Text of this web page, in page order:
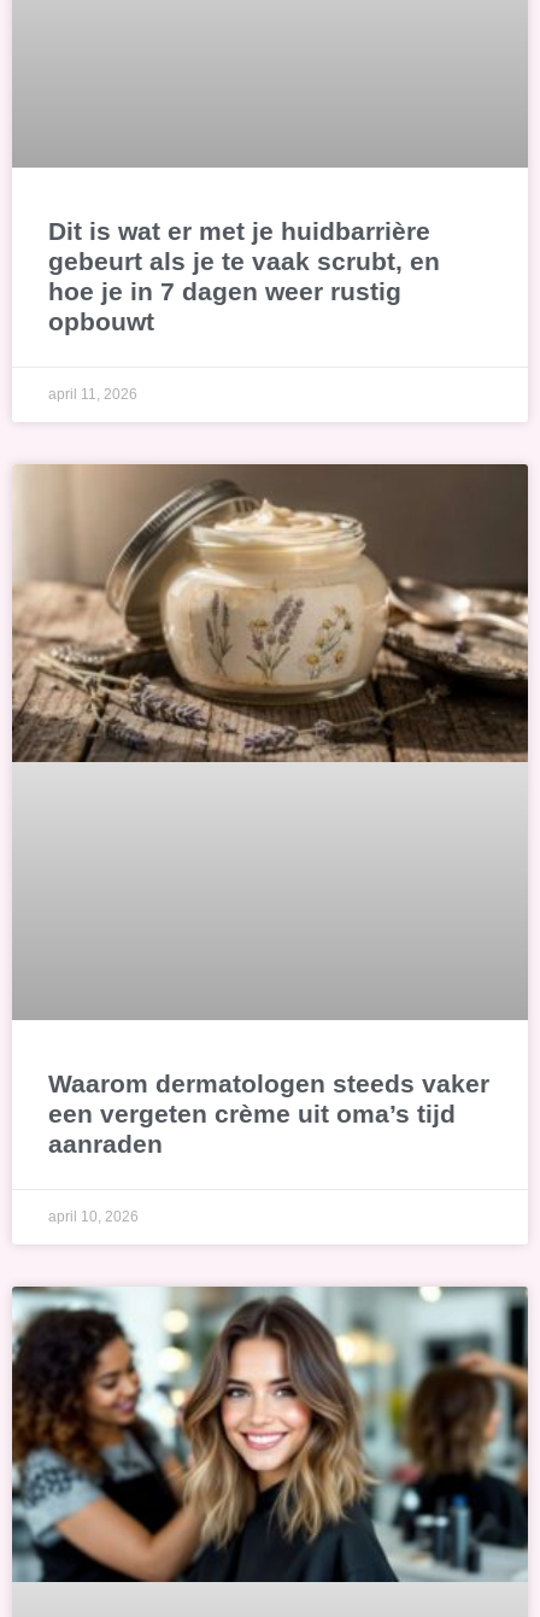
Dit is wat er met je huidbarrière
gebeurt als je te vaak scrubt, en
hoe je in 7 dagen weer rustig
opbouwt
april 11, 2026
Waarom dermatologen steeds vaker
een vergeten crème uit oma’s tijd
aanraden
april 10, 2026